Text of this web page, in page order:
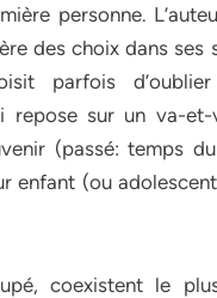
personne.
des choix dans ses
parfois
repose sur un va-
(passé: temps
enfant (ou
coexistent le